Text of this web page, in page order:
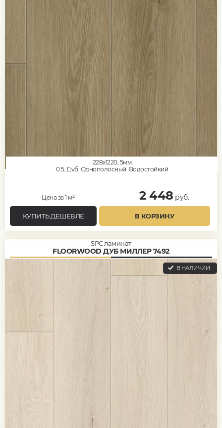
228x1220, 5мм
0,5, Дуб, Однополосный, Водостойкий
Цена за 1 м² 2 448 руб.
КУПИТЬ ДЕШЕВЛЕ В КОРЗИНУ
SPC ламинат
FLOORWOOD ДУБ МИЛЛЕР 7492
В НАЛИЧИИ